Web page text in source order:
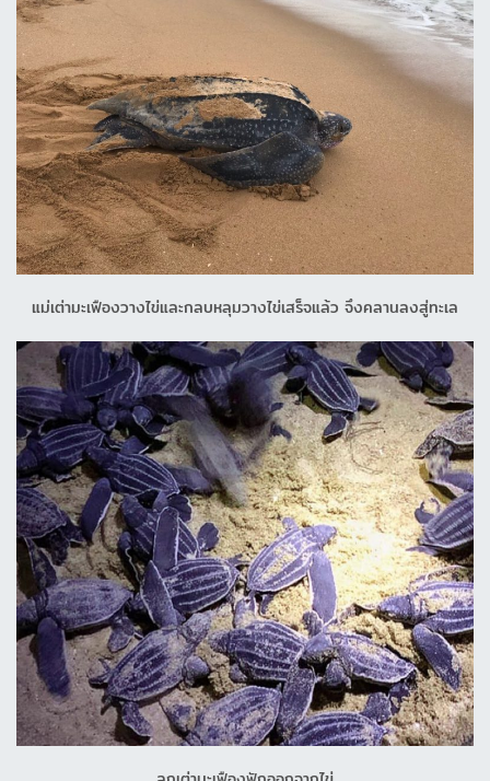
แม่เต่ามะเฟืองวางไข่และกลบหลุมวางไข่เสร็จแล้ว จึงคลานลงสู่ทะเล